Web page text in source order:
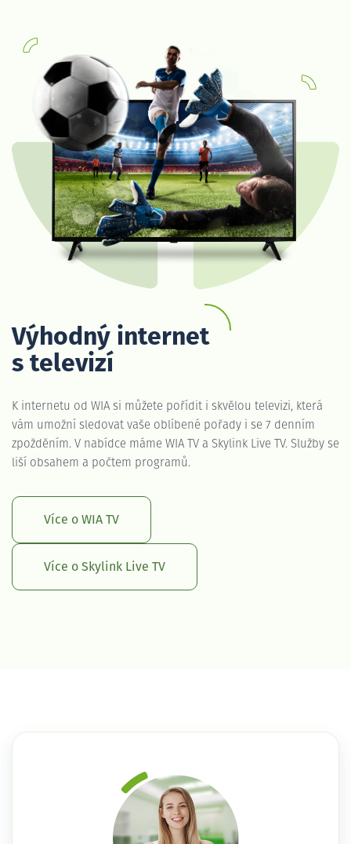
Výhodný internet
s televizí
K internetu od WIA si můžete pořídit i skvělou televizi, která
vám umožní sledovat vaše oblíbené pořady i se 7 denním
zpožděním. V nabídce máme WIA TV a Skylink Live TV. Služby se
liší obsahem a počtem programů.
Více o WIA TV
Více o Skylink Live TV